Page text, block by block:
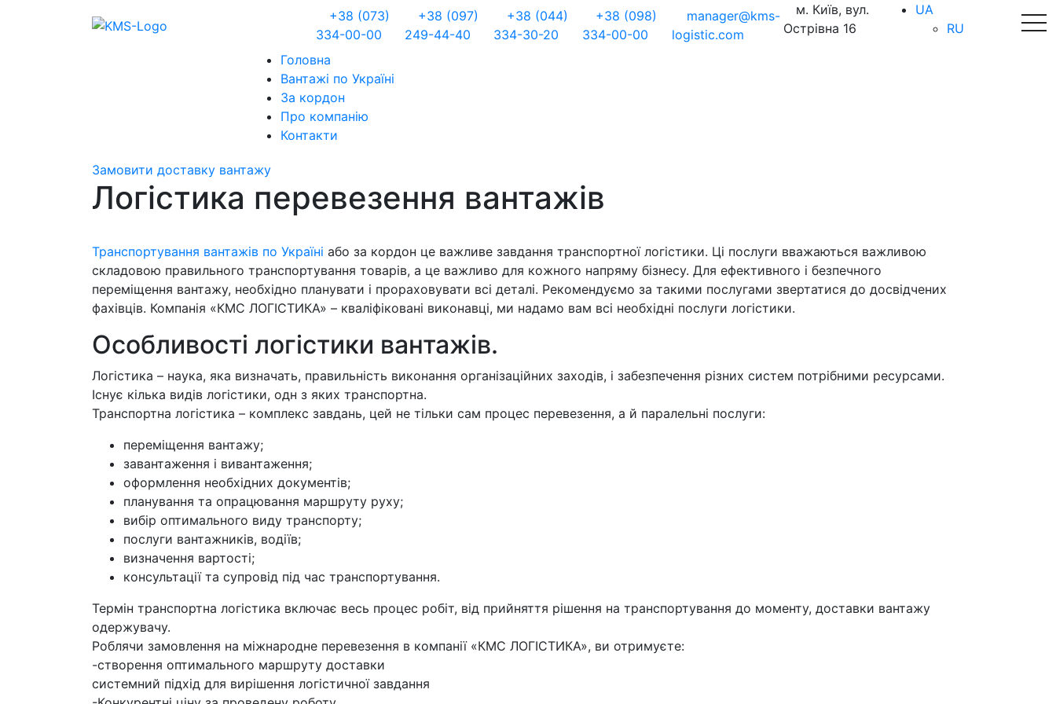
+38 (073)
334-00-00
+38 (097)
249-44-40
+38 (044)
334-30-20
+38 (098)
334-00-00
manager@kms-
logistic.com
м. Київ, вул.
Острівна 16
UA
RU
Головна
Вантажі по Україні
За кордон
Про компанію
Контакти
Замовити доставку вантажу
Логістика перевезення вантажів
Транспортування вантажів по Україні або за кордон це важливе завдання транспортної логістики. Ці послуги вважаються важливою
складовою правильного транспортування товарів, а це важливо для кожного напряму бізнесу. Для ефективного і безпечного
переміщення вантажу, необхідно планувати і прораховувати всі деталі. Рекомендуємо за такими послугами звертатися до досвідчених
фахівців. Компанія «КМС ЛОГІСТИКА» – кваліфіковані виконавці, ми надамо вам всі необхідні послуги логістики.
Особливості логістики вантажів.
Логістика – наука, яка визначать, правильність виконання організаційних заходів, і забезпечення різних систем потрібними ресурсами.
Існує кілька видів логістики, одн з яких транспортна.
Транспортна логістика – комплекс завдань, цей не тільки сам процес перевезення, а й паралельні послуги:
переміщення вантажу;
завантаження і вивантаження;
оформлення необхідних документів;
планування та опрацювання маршруту руху;
вибір оптимального виду транспорту;
послуги вантажників, водіїв;
визначення вартості;
консультації та супровід під час транспортування.
Термін транспортна логістика включає весь процес робіт, від прийняття рішення на транспортування до моменту, доставки вантажу
одержувачу.
Роблячи замовлення на міжнародне перевезення в компанії «КМС ЛОГІСТИКА», ви отримуєте:
-створення оптимального маршруту доставки
системний підхід для вирішення логістичної завдання